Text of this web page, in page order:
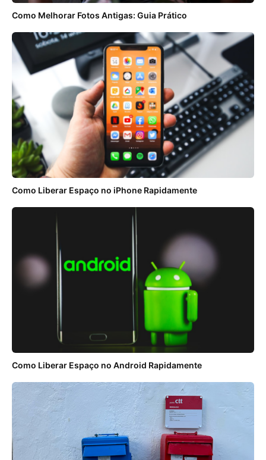
Como Melhorar Fotos Antigas: Guia Prático
Como Liberar Espaço no iPhone Rapidamente
Como Liberar Espaço no Android Rapidamente